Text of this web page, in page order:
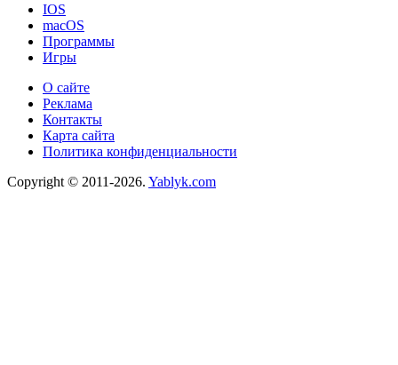
IOS
macOS
Программы
Игры
О сайте
Реклама
Контакты
Карта сайта
Политика конфиденциальности
Copyright © 2011-2026. Yablyk.сom